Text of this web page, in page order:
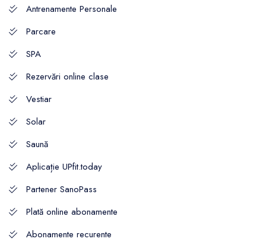
Antrenamente Personale
Parcare
SPA
Rezervări online clase
Vestiar
Solar
Saună
Aplicație UPfit.today
Partener SanoPass
Plată online abonamente
Abonamente recurente